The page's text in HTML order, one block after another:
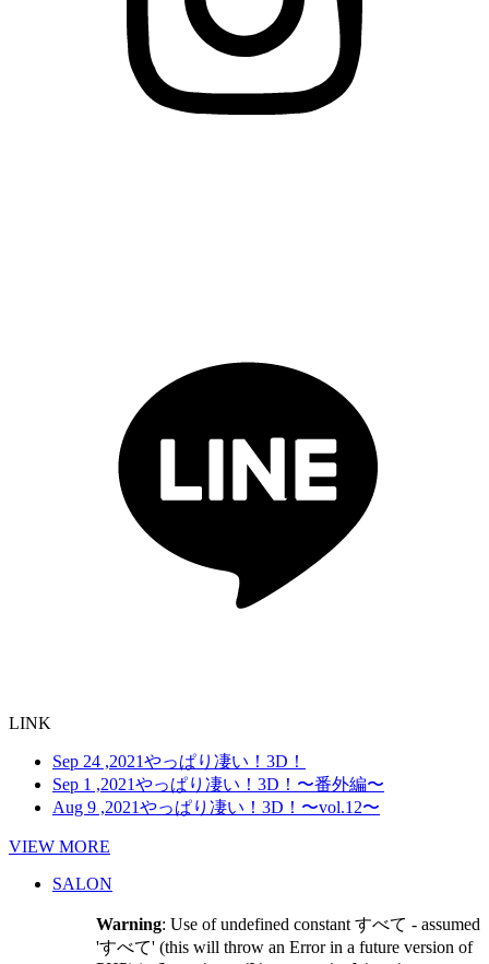
LINK
Sep 24 ,2021やっぱり凄い！3D！
Sep 1 ,2021やっぱり凄い！3D！〜番外編〜
Aug 9 ,2021やっぱり凄い！3D！〜vol.12〜
VIEW MORE
SALON
Warning: Use of undefined constant すべて - assumed
'すべて' (this will throw an Error in a future version of